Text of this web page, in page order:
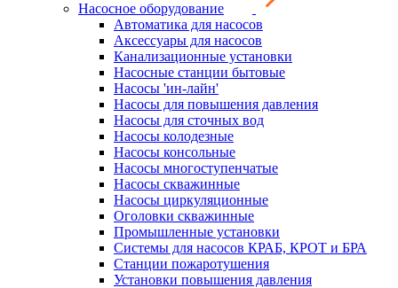
Насосное оборудование
Автоматика для насосов
Аксессуары для насосов
Канализационные установки
Насосные станции бытовые
Насосы 'ин-лайн'
Насосы для повышения давления
Насосы для сточных вод
Насосы колодезные
Насосы консольные
Насосы многоступенчатые
Насосы скважинные
Насосы циркуляционные
Оголовки скважинные
Промышленные установки
Системы для насосов КРАБ, КРОТ и БРА
Станции пожаротушения
Установки повышения давления